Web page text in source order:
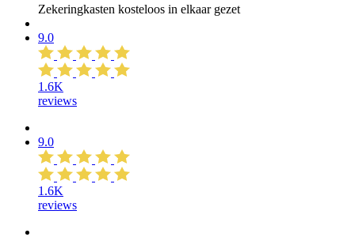
Zekeringkasten kosteloos in elkaar gezet
9.0
1.6K
reviews
9.0
1.6K
reviews